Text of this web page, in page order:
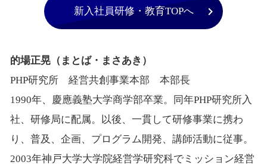
新入社員研修・教育TOPへ
的場正晃（まとば・まさあき）
PHP研究所 経営共創事業本部 本部長
1990年、慶應義塾大学商学部卒業。同年PHP研究所入
社、研修局に配属。以後、一貫して研修事業に携わ
り、普及、企画、プログラム開発、講師活動に従事。
2003年神戸大学大学院経営学研究科でミッション経営